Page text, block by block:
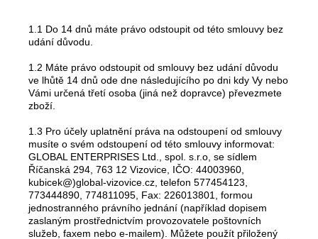
1.1 Do 14 dnů máte právo odstoupit od této smlouvy bez
udání důvodu.
1.2 Máte právo odstoupit od smlouvy bez udání důvodu
ve lhůtě 14 dnů ode dne následujícího po dni kdy Vy nebo
Vámi určená třetí osoba (jiná než dopravce) převezmete
zboží.
1.3 Pro účely uplatnění práva na odstoupení od smlouvy
musíte o svém odstoupení od této smlouvy informovat:
GLOBAL ENTERPRISES Ltd., spol. s.r.o, se sídlem
Říčanská 294, 763 12 Vizovice, IČO: 44003960,
kubicek@)global-vizovice.cz, telefon 577454123,
773444890, 774811095, Fax: 226013801, formou
jednostranného právního jednání (například dopisem
zaslaným prostřednictvím provozovatele poštovních
služeb, faxem nebo e-mailem). Můžete použít přiložený